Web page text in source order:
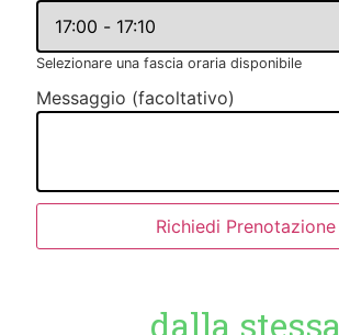
Selezionare una fascia oraria disponibile
Messaggio (facoltativo)
Richiedi Prenotazione
dalla stessa